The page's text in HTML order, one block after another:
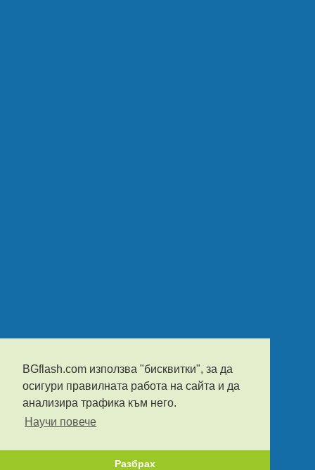
BGflash.com използва "бисквитки", за да
осигури правилната работа на сайта и да
анализира трафика към него.
Научи повече
Разбрах